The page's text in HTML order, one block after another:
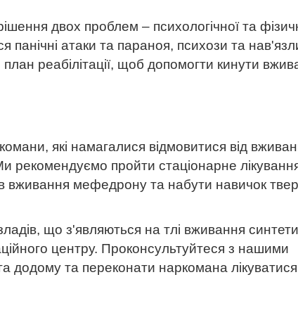
двох проблем – психологічної та
панічні атаки та параноя, психози та
реабілітації, щоб допомогти кинути
які намагалися відмовитися від
рекомендуємо пройти стаціонарне
вживання мефедрону та набути навичок
що з'являються на тлі вживання
центру. Проконсультуйтеся з нашими
додому та переконати наркомана